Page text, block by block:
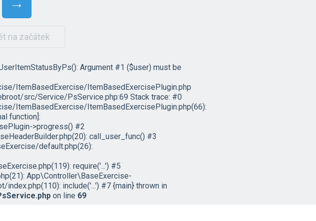
na začátek
Argument #1 ($user) must be
ItemBasedExercise/ItemBasedExercisePlugin.php
src/Service/PsService.php:69 Stack trace: #0
ItemBasedExercise/ItemBasedExercisePlugin.php(66):
function]:
>progress() #2
call_user_func() #3
default.php(26):
require('...') #5
App\Controller\BaseExercise-
include('...') #7 {main} thrown in
on line 69